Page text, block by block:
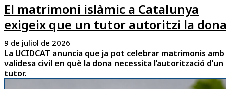
El matrimoni islàmic a Catalunya
exigeix que un tutor autoritzi la
9 de juliol de 2026
La UCIDCAT anuncia que ja pot celebrar matrimonis amb
validesa civil en què la dona necessita l’autorització d’un
tutor.